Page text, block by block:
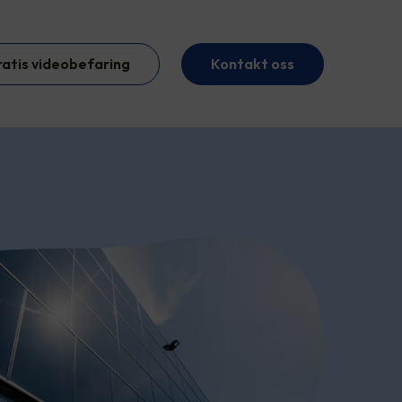
videobefaring Kontakt oss